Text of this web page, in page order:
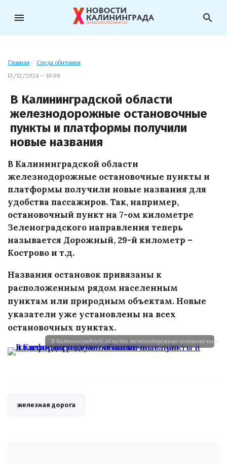
menu search
Главная / Среда обитания
13/12/2024 — 10:08
В Калининградской области
железнодорожные остановочные
пункты и платформы получили
новые названия
В Калининградской области
железнодорожные остановочные пункты и
платформы получили новые названия для
удобства пассажиров. Так, например,
остановочный пункт на 7-ом километре
Зеленоградского направления теперь
называется Дорожный, 29-й километр –
Кострово и т.д.
Названия остановок привязаны к
расположенным рядом населенным
пунктам или природным объектам. Новые
указатели уже установлены на всех
остановочных пунктах.
В Калининградской области железнодорожные остановочные
железная дорога